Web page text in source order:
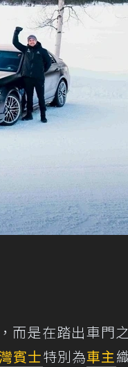
而是在踏出車門
賓士特別為車主